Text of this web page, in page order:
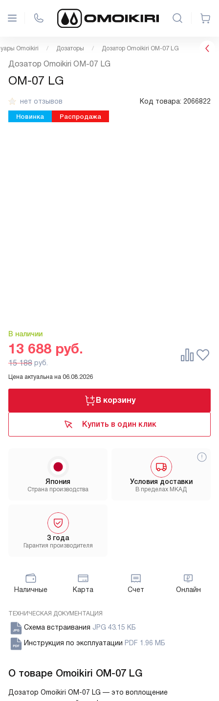
Omoikiri Дозаторы Дозатор Omoikiri OM-07 LG
нет отзывов Код товара: 2066822
В наличии
Новинка Распродажа
Дозатор Omoikiri OM-07 LG
OM-07 LG
Цена актуальна на 06.08.2026
13 688 руб.
15 188 руб.
В корзину
Купить в один клик
Условия доставки
В пределах МКАД
3 года
Гарантия производителя
Япония
Страна производства
Наличные Карта Счет Онлайн
ТЕХНИЧЕСКАЯ ДОКУМЕНТАЦИЯ
Схема встраивания JPG 43.15 КБ
Инструкция по эксплуатации PDF 1.96 МБ
О товаре Omoikiri OM-07 LG
Дозатор Omoikiri OM-07 LG — это воплощение